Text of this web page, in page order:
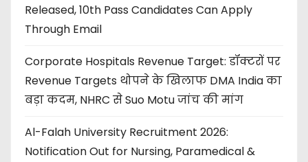
Released, 10th Pass Candidates Can Apply
Through Email
Corporate Hospitals Revenue Target: डॉक्टरों पर
Revenue Targets थोपने के खिलाफ DMA India का
बड़ा कदम, NHRC से Suo Motu जांच की मांग
Al-Falah University Recruitment 2026:
Notification Out for Nursing, Paramedical &